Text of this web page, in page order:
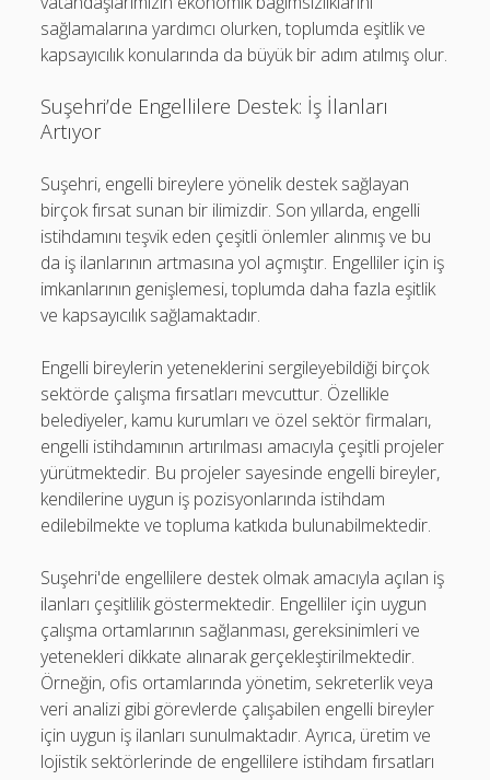
sağlamalarına yardımcı olurken, toplumda eşitlik ve
kapsayıcılık konularında da büyük bir adım atılmış olur.
Suşehri’de Engellilere Destek: İş İlanları
Artıyor
Suşehri, engelli bireylere yönelik destek sağlayan
birçok fırsat sunan bir ilimizdir. Son yıllarda, engelli
istihdamını teşvik eden çeşitli önlemler alınmış ve bu
da iş ilanlarının artmasına yol açmıştır. Engelliler için iş
imkanlarının genişlemesi, toplumda daha fazla eşitlik
ve kapsayıcılık sağlamaktadır.
Engelli bireylerin yeteneklerini sergileyebildiği birçok
sektörde çalışma fırsatları mevcuttur. Özellikle
belediyeler, kamu kurumları ve özel sektör firmaları,
engelli istihdamının artırılması amacıyla çeşitli projeler
yürütmektedir. Bu projeler sayesinde engelli bireyler,
kendilerine uygun iş pozisyonlarında istihdam
edilebilmekte ve topluma katkıda bulunabilmektedir.
Suşehri'de engellilere destek olmak amacıyla açılan iş
ilanları çeşitlilik göstermektedir. Engelliler için uygun
çalışma ortamlarının sağlanması, gereksinimleri ve
yetenekleri dikkate alınarak gerçekleştirilmektedir.
Örneğin, ofis ortamlarında yönetim, sekreterlik veya
veri analizi gibi görevlerde çalışabilen engelli bireyler
için uygun iş ilanları sunulmaktadır. Ayrıca, üretim ve
lojistik sektörlerinde de engellilere istihdam fırsatları